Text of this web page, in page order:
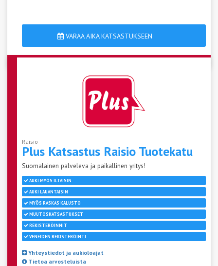
VARAA AIKA KATSASTUKSEEN
Raisio
Plus Katsastus Raisio Tuotekatu
Suomalainen palveleva ja paikallinen yritys!
AUKI MYÖS ILTAISIN
AUKI LAUANTAISIN
MYÖS RASKAS KALUSTO
MUUTOSKATSASTUKSET
REKISTERÖINNIT
VENEIDEN REKISTERÖINTI
Yhteystiedot ja aukioloajat
Tietoa arvosteluista